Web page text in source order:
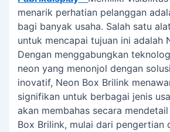
menarik perhatian pelanggan
bagi banyak usaha. Salah satu
untuk mencapai tujuan ini adalah
Dengan menggabungkan
neon yang menonjol dengan
inovatif, Neon Box Brilink
signifikan untuk berbagai jenis
akan membahas secara
Box Brilink, mulai dari pengertian